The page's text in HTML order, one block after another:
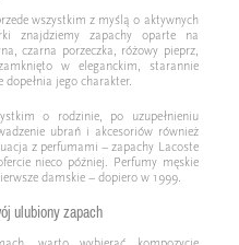
wszystkim z myślą o aktywnych
znajdziemy zapachy oparte na
czarna porzeczka, różowy pieprz,
w eleganckim, starannie
jego charakter.
o rodzinie, po uzupełnieniu
ubrań i akcesoriów również
z perfumami – zapachy Lacoste
nieco później. Perfumy męskie
damskie – dopiero w 1999.
ulubiony zapach